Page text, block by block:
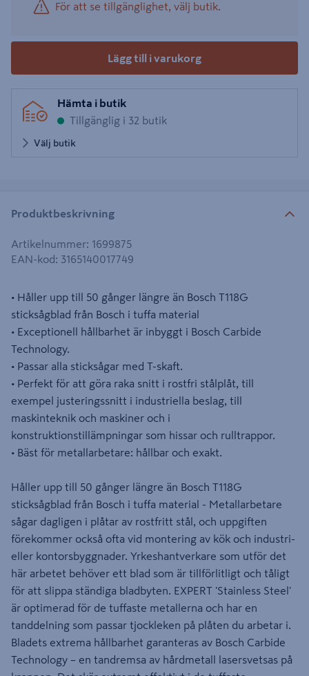
För att se tillgänglighet, välj butik.
Lägg till i varukorg
Hämta i butik
Tillgänglig i 32 butik
Välj butik
Produktbeskrivning
Artikelnummer: 1699875
EAN-kod: 3165140017749
• Håller upp till 50 gånger längre än Bosch T118G
sticksågblad från Bosch i tuffa material
• Exceptionell hållbarhet är inbyggt i Bosch Carbide
Technology.
• Passar alla sticksågar med T-skaft.
• Perfekt för att göra raka snitt i rostfri stålplåt, till
exempel justeringssnitt i industriella beslag, till
maskinteknik och maskiner och i
konstruktionstillämpningar som hissar och rulltrappor.
• Bäst för metallarbetare: hållbar och exakt.
Håller upp till 50 gånger längre än Bosch T118G
sticksågblad från Bosch i tuffa material - Metallarbetare
sågar dagligen i plåtar av rostfritt stål, och uppgiften
förekommer också ofta vid montering av kök och industri-
eller kontorsbyggnader. Yrkeshantverkare som utför det
här arbetet behöver ett blad som är tillförlitligt och tåligt
för att slippa ständiga bladbyten. EXPERT 'Stainless Steel'
är optimerad för de tuffaste metallerna och har en
tanddelning som passar tjockleken på plåten du arbetar i.
Bladets extrema hållbarhet garanteras av Bosch Carbide
Technology – en tandremsa av hårdmetall lasersvetsas på